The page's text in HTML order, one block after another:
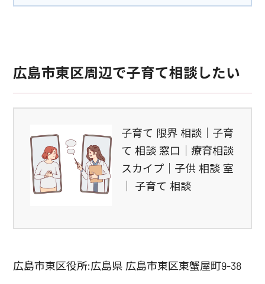
広島市東区周辺で子育て相談したい
子育て 限界 相談｜子育
て 相談 窓口｜療育相談
スカイプ｜子供 相談 室
｜ 子育て 相談
広島市東区役所:広島県 広島市東区東蟹屋町9-38